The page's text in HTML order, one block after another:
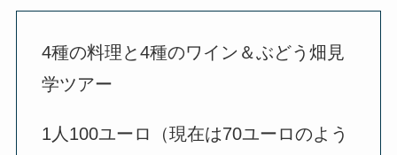
4種の料理と4種のワイン＆ぶどう畑見
学ツアー
1人100ユーロ（現在は70ユーロのよう